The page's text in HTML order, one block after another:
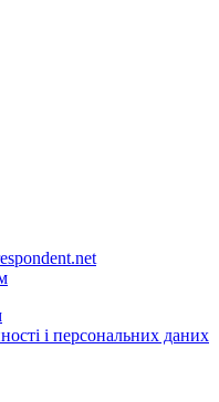
і персональних даних